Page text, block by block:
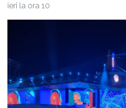
ieri la ora 10